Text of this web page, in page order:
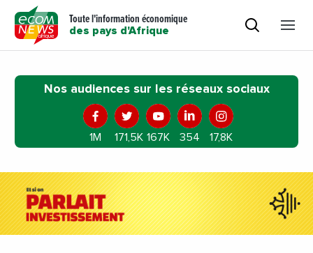
Toute l'information économique
des pays d'Afrique
Nos audiences sur les réseaux sociaux
1M 171,5K 167K 354 17,8K